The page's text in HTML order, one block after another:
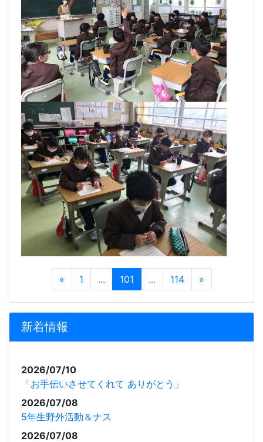
« 1 ... 101 ... 114 »
新着情報
2026/07/10
「お手伝いさせてくれて ありがとう」
2026/07/08
5年生野外活動＆ナス
2026/07/08